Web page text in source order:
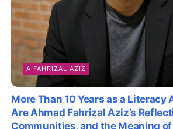
A FAHRIZAL AZIZ
More Than 10 Years as a Literacy
Are Ahmad Fahrizal Aziz’s
Communities, and the Meaning